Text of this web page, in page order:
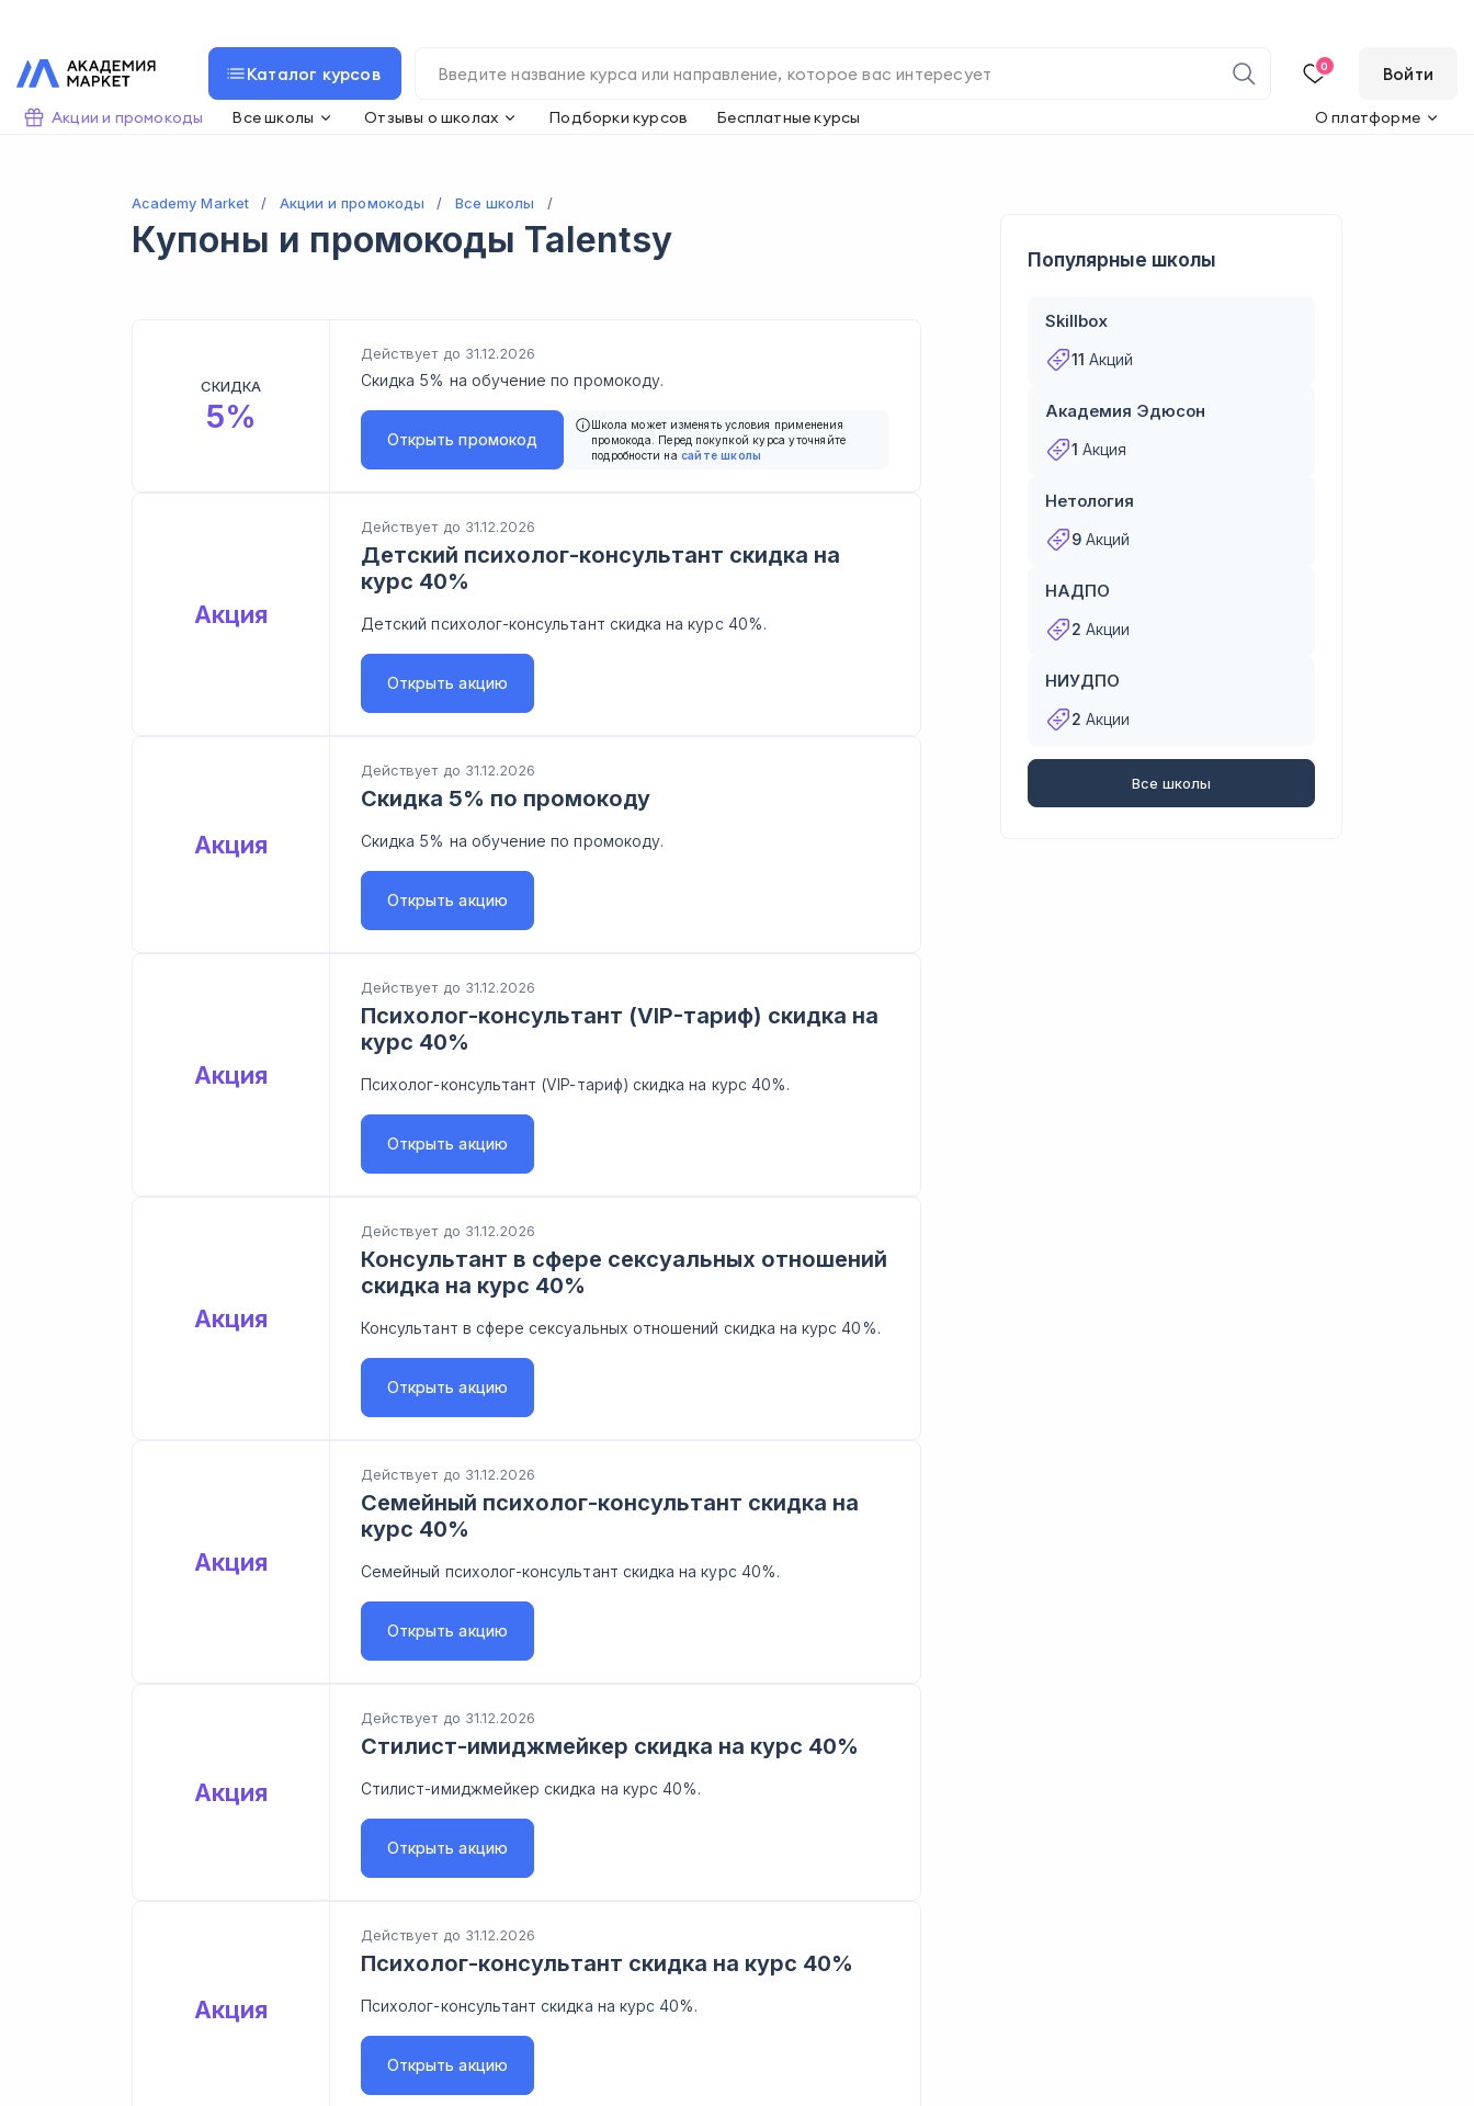
Каталог курсов 0 Войти
Акции и промокоды Все школы Отзывы о школах Подборки курсов Бесплатные курсы О платформе
Academy Market Акции и промокоды Все школы
Купоны и промокоды Talentsy
СКИДКА
5%
Действует до 31.12.2026
Cкидка 5% на обучение по промокоду.
Открытьпромокод
Школа может изменять условия применения
промокода. Перед покупкой курса уточняйте
подробности на сайте школы
Акция
Действует до 31.12.2026
Детский психолог-консультант скидка на
курс 40%
Детский психолог-консультант скидка на курс 40%.
Открытьакцию
Акция
Действует до 31.12.2026
Скидка 5% по промокоду
Скидка 5% на обучение по промокоду.
Открытьакцию
Акция
Действует до 31.12.2026
Психолог-консультант (VIP-тариф) скидка на
курс 40%
Психолог-консультант (VIP-тариф) скидка на курс 40%.
Открытьакцию
Акция
Действует до 31.12.2026
Консультант в сфере сексуальных отношений
скидка на курс 40%
Консультант в сфере сексуальных отношений скидка на курс 40%.
Открытьакцию
Акция
Действует до 31.12.2026
Семейный психолог-консультант скидка на
курс 40%
Семейный психолог-консультант скидка на курс 40%.
Открытьакцию
Акция
Действует до 31.12.2026
Стилист-имиджмейкер скидка на курс 40%
Стилист-имиджмейкер скидка на курс 40%.
Открытьакцию
Акция
Действует до 31.12.2026
Психолог-консультант скидка на курс 40%
Психолог-консультант скидка на курс 40%.
Открытьакцию
Популярные школы
Skillbox
11 Акций
Академия Эдюсон
1 Акция
Нетология
9 Акций
НАДПО
2 Акции
НИУДПО
2 Акции
Все школы